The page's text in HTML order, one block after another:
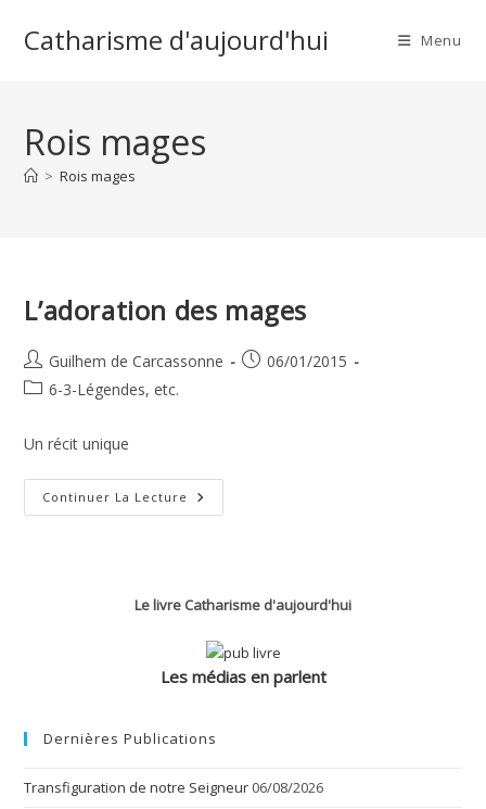
Catharisme d'aujourd'hui Menu
Rois mages
> Rois mages
L’adoration des mages
Auteur/autrice
de
Guilhem de Carcassonne
Publication
06/01/2015
Post6-3-Légendes, etc.
Un récit unique
Continuer La Lecture L’adoration
Des
Le livre Catharisme d'aujourd'hui
Les médias en parlent
Dernières Publications
Transfiguration de notre Seigneur 06/08/2026